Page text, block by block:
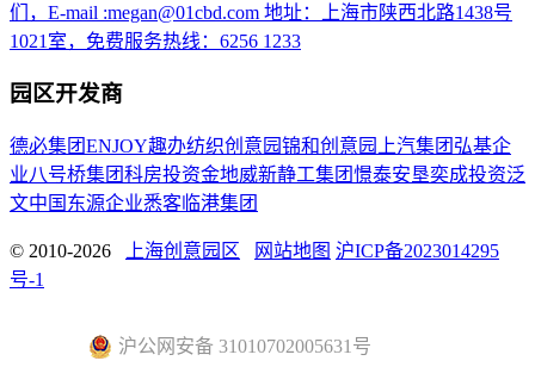
们，E-mail :megan@01cbd.com 地址：上海市陕西北路1438号
1021室，免费服务热线：6256 1233
园区开发商
德必集团ENJOY趣办纺织创意园锦和创意园 上汽集团 弘基企
业八号桥集团科房投资金地威新静工集团憬泰安垦奕成投资泛
文中国 东源企业悉客 临港集团
© 2010-2026 上海创意园区 网站地图 沪ICP备2023014295
号-1
沪公网安备 31010702005631号